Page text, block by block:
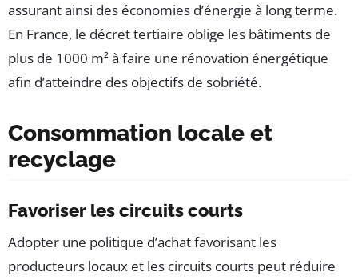
assurant ainsi des économies d’énergie à long terme.
En France, le décret tertiaire oblige les bâtiments de
plus de 1000 m² à faire une rénovation énergétique
afin d’atteindre des objectifs de sobriété.
Consommation locale et
recyclage
Favoriser les circuits courts
Adopter une politique d’achat favorisant les
producteurs locaux et les circuits courts peut réduire